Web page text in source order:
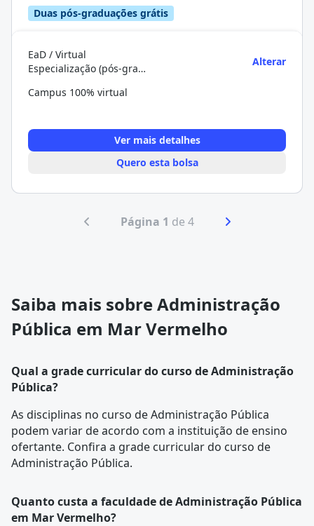
Duas pós-graduações grátis
EaD / Virtual
Especialização (pós-graduação)
Alterar
Campus 100% virtual
Ver mais detalhes
Quero esta bolsa
Página 1 de 4
Saiba mais sobre Administração
Pública em Mar Vermelho
Qual a grade curricular do curso de Administração
Pública?
As disciplinas no curso de Administração Pública
podem variar de acordo com a instituição de ensino
ofertante. Confira a grade curriculardo curso de
Administração Pública.
Quanto custa a faculdade de Administração Pública
em Mar Vermelho?